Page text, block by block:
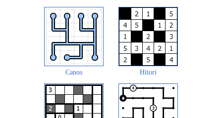
Canos Hitori